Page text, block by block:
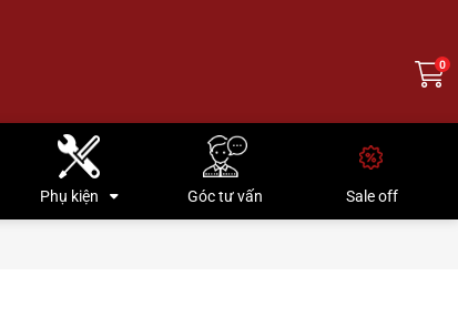
0
Phụ kiện Góc tư vấn Sale off